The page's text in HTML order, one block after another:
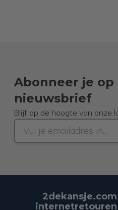
Abonneer je op
nieuwsbrief
Blijf op de hoogte van onze
internetretouren